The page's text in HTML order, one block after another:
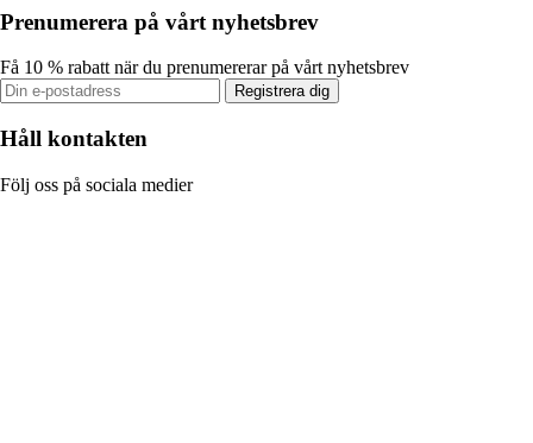
Prenumerera på vårt nyhetsbrev
Få 10 % rabatt när du prenumererar på vårt nyhetsbrev
Registrera dig
Håll kontakten
Följ oss på sociala medier